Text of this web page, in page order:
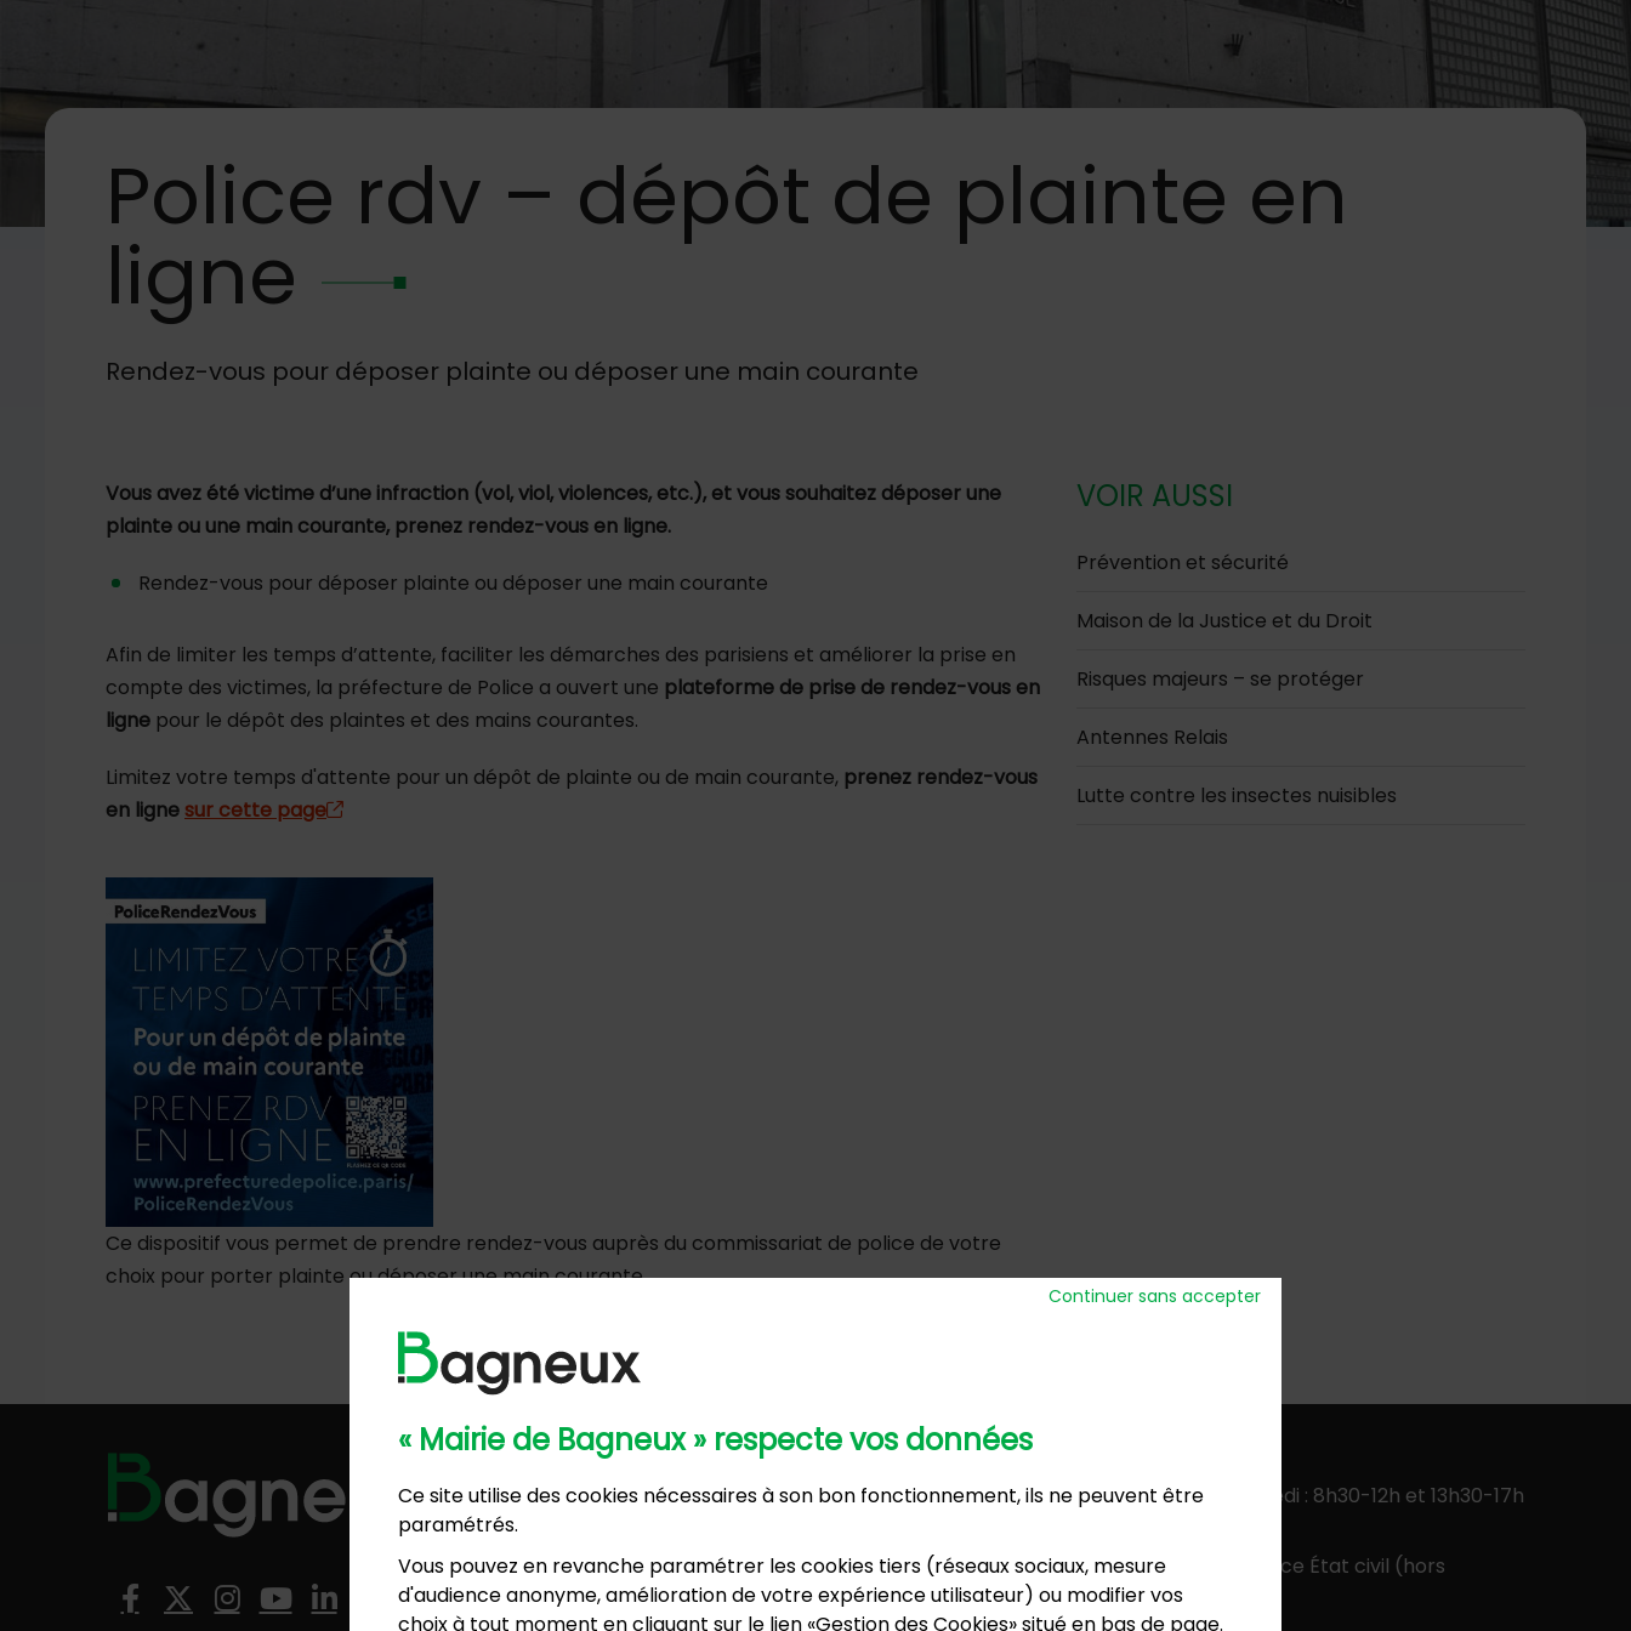
« Mairie de Bagneux » respecte vos données
Ce site utilise des cookies nécessaires à son bon fonctionnement, ils ne peuvent être
paramétrés.
Vous pouvez en revanche paramétrer les cookies tiers (réseaux sociaux, mesure
d'audience anonyme, amélioration de votre expérience utilisateur) ou modifier vos
choix à tout moment en cliquant sur le lien «Gestion des Cookies» situé en bas de page.
Continuer sans accepter
Image d'illustration de Police rdv – dépôt de plainte en ligne
Police rdv – dépôt de plainte en
ligne
Rendez-vous pour déposer plainte ou déposer une main courante
Vous avez été victime d’une infraction (vol, viol, violences, etc.), et vous souhaitez déposer une
plainte ou une main courante, prenez rendez-vous en ligne.
Rendez-vous pour déposer plainte ou déposer une main courante
Afin de limiter les temps d’attente, faciliter les démarches des parisiens et améliorer la prise en
compte des victimes, la préfecture de Police a ouvert une plateforme de prise de rendez-vous en
ligne pour le dépôt des plaintes et des mains courantes.
Limitez votre temps d'attente pour un dépôt de plainte ou de main courante, prenez rendez-vous
en lignesur cette page
Ce dispositif vous permet de prendre rendez-vous auprès du commissariat de police de votre
choix pour porter plainte ou déposer une main courante.
VOIR AUSSI
Prévention et sécurité
Maison de la Justice et du Droit
Risques majeurs – se protéger
Antennes Relais
Lutte contre les insectes nuisibles
Nous suivre
Facebook
X (Twitter)
Instagram
YouTube
LinkedIn
57, avenue Henri Ravera - 92220 Bagneux
01 42 31 60 00
8, résidence du Port Galand - 92220 Bagneux
01 45 47 62 00
Lundi, mercredi, jeudi, vendredi : 8h30-12h et 13h30-17h
Samedi : 9h-12h pour le service État civil (hors
vacances scolaires)